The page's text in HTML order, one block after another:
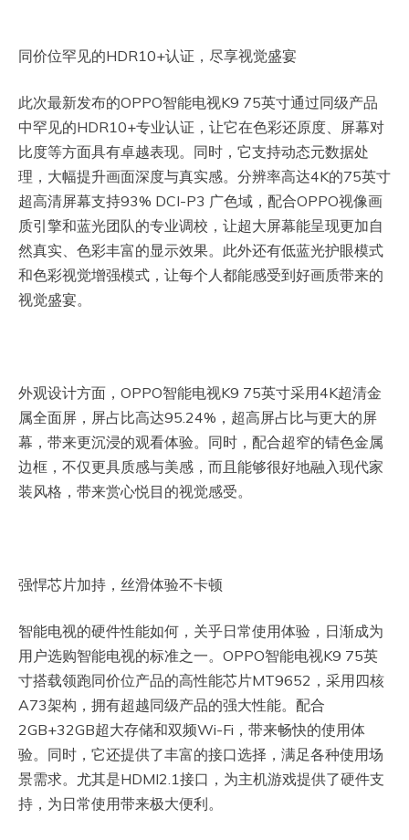
同价位罕见的HDR10+认证，尽享视觉盛宴
此次最新发布的OPPO智能电视K9 75英寸通过同级产品
中罕见的HDR10+专业认证，让它在色彩还原度、屏幕对
比度等方面具有卓越表现。同时，它支持动态元数据处
理，大幅提升画面深度与真实感。分辨率高达4K的75英寸
超高清屏幕支持93% DCI-P3 广色域，配合OPPO视像画
质引擎和蓝光团队的专业调校，让超大屏幕能呈现更加自
然真实、色彩丰富的显示效果。此外还有低蓝光护眼模式
和色彩视觉增强模式，让每个人都能感受到好画质带来的
视觉盛宴。
外观设计方面，OPPO智能电视K9 75英寸采用4K超清金
属全面屏，屏占比高达95.24%，超高屏占比与更大的屏
幕，带来更沉浸的观看体验。同时，配合超窄的锖色金属
边框，不仅更具质感与美感，而且能够很好地融入现代家
装风格，带来赏心悦目的视觉感受。
强悍芯片加持，丝滑体验不卡顿
智能电视的硬件性能如何，关乎日常使用体验，日渐成为
用户选购智能电视的标准之一。OPPO智能电视K9 75英
寸搭载领跑同价位产品的高性能芯片MT9652，采用四核
A73架构，拥有超越同级产品的强大性能。配合
2GB+32GB超大存储和双频Wi-Fi，带来畅快的使用体
验。同时，它还提供了丰富的接口选择，满足各种使用场
景需求。尤其是HDMI2.1接口，为主机游戏提供了硬件支
持，为日常使用带来极大便利。